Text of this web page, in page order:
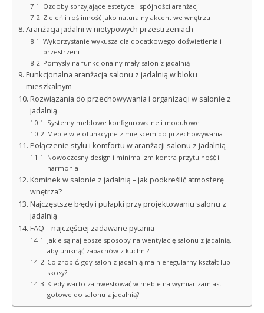
Ozdoby sprzyjające estetyce i spójności aranżacji
Zieleń i roślinność jako naturalny akcent we wnętrzu
Aranżacja jadalni w nietypowych przestrzeniach
Wykorzystanie wykusza dla dodatkowego doświetlenia i
przestrzeni
Pomysły na funkcjonalny mały salon z jadalnią
Funkcjonalna aranżacja salonu z jadalnią w bloku
mieszkalnym
Rozwiązania do przechowywania i organizacji w salonie z
jadalnią
Systemy meblowe konfigurowalne i modułowe
Meble wielofunkcyjne z miejscem do przechowywania
Połączenie stylu i komfortu w aranżacji salonu z jadalnią
Nowoczesny design i minimalizm kontra przytulność i
harmonia
Kominek w salonie z jadalnią – jak podkreślić atmosferę
wnętrza?
Najczęstsze błędy i pułapki przy projektowaniu salonu z
jadalnią
FAQ – najczęściej zadawane pytania
Jakie są najlepsze sposoby na wentylację salonu z jadalnią,
aby uniknąć zapachów z kuchni?
Co zrobić, gdy salon z jadalnią ma nieregularny kształt lub
skosy?
Kiedy warto zainwestować w meble na wymiar zamiast
gotowe do salonu z jadalnią?